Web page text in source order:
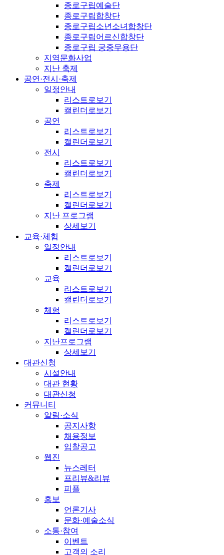
종로구립예술단
종로구립합창단
종로구립소년소녀합창단
종로구립어르신합창단
종로구립 궁중무용단
지역문화사업
지난 축제
공연·전시·축제
일정안내
리스트로보기
캘린더로보기
공연
리스트로보기
캘린더로보기
전시
리스트로보기
캘린더로보기
축제
리스트로보기
캘린더로보기
지난 프로그램
상세보기
교육·체험
일정안내
리스트로보기
캘린더로보기
교육
리스트로보기
캘린더로보기
체험
리스트로보기
캘린더로보기
지난프로그램
상세보기
대관신청
시설안내
대관 현황
대관신청
커뮤니티
알림·소식
공지사항
채용정보
입찰공고
웹진
뉴스레터
프리뷰&리뷰
피플
홍보
언론기사
문화·예술소식
소통·참여
이벤트
고객의 소리